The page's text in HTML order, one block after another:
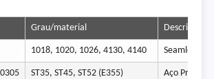
Grau/material Descrição
1018, 1020, 1026, 4130, 4140 Seamless
ST35, ST45, ST52 (E355) Aço